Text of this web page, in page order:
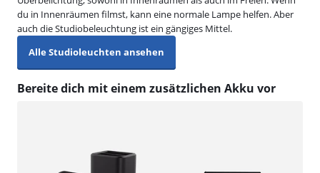
du in Innenräumen filmst, kann eine normale Lampe helfen. Aber
auch die Studiobeleuchtung ist ein gängiges Mittel.
Alle Studioleuchten ansehen
Bereite dich mit einem zusätzlichen Akku vor